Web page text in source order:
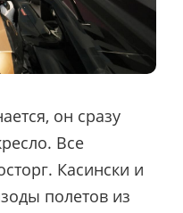
он сразу
Все
Касински и
полетов из